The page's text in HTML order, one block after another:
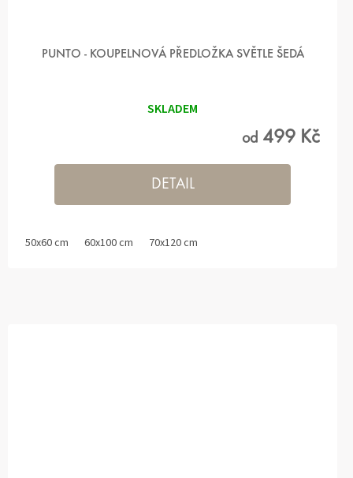
PUNTO - KOUPELNOVÁ PŘEDLOŽKA SVĚTLE ŠEDÁ
SKLADEM
od 499 Kč
DETAIL
50x60 cm 60x100 cm 70x120 cm